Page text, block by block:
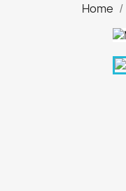
Home